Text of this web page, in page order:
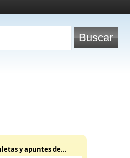
y apuntes de...